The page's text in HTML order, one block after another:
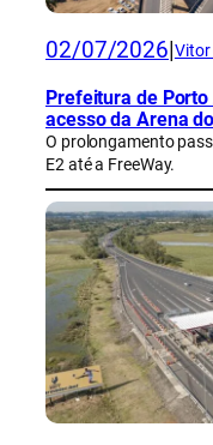
02/07/2026 Vitor
Prefeitura de
acesso da Arena
O prolongamento
E2 até a FreeWay.